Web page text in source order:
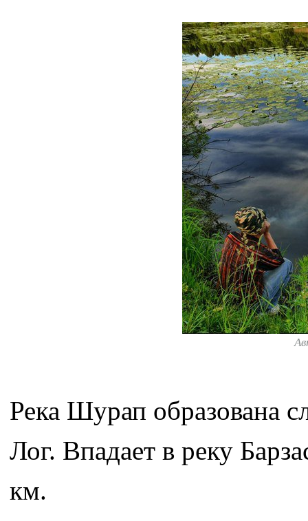
Река Шурап образована
Лог. Впадает в реку
км.